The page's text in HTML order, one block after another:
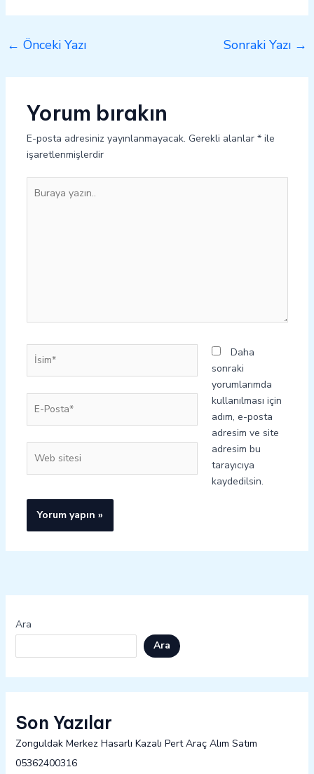
← Önceki Yazı Sonraki Yazı →
Yorum bırakın
E-posta adresiniz yayınlanmayacak. Gerekli alanlar *ile
işaretlenmişlerdir
yazın..
İsim*
Posta*
sitesi
Daha
sonraki
yorumlarımda
kullanılması için
adım, e-posta
adresim ve site
adresim bu
tarayıcıya
kaydedilsin.
Ara
Ara
Son Yazılar
Zonguldak Merkez Hasarlı Kazalı Pert Araç Alım Satım
05362400316